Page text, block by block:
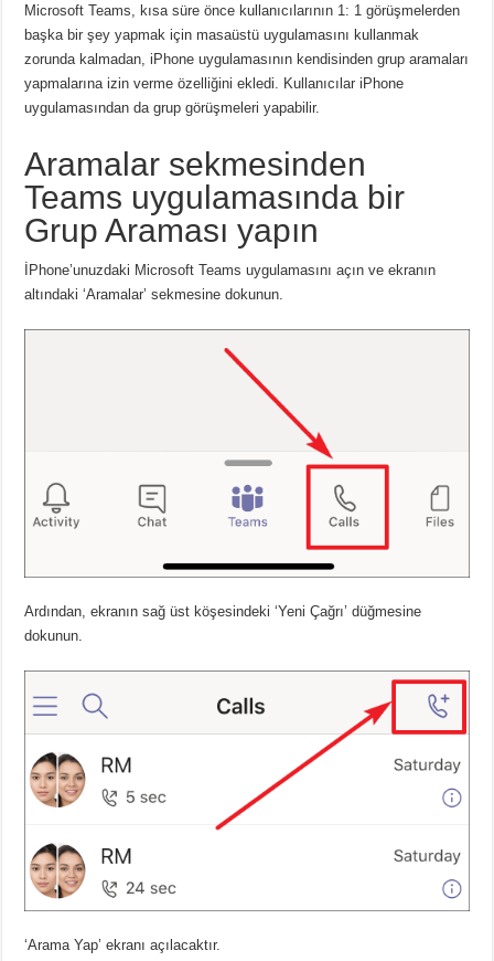
Microsoft Teams, kısa süre önce kullanıcılarının 1: 1 görüşmelerden
başka bir şey yapmak için masaüstü uygulamasını kullanmak
zorunda kalmadan, iPhone uygulamasının kendisinden grup aramaları
yapmalarına izin verme özelliğini ekledi. Kullanıcılar iPhone
uygulamasından da grup görüşmeleri yapabilir.
Aramalar sekmesinden
Teams uygulamasında bir
Grup Araması yapın
İPhone’unuzdaki Microsoft Teams uygulamasını açın ve ekranın
altındaki ‘Aramalar’ sekmesine dokunun.
Ardından, ekranın sağ üst köşesindeki ‘Yeni Çağrı’ düğmesine
dokunun.
‘Arama Yap’ ekranı açılacaktır.